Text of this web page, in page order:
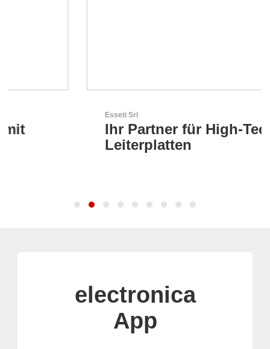
Ihr Partner für High-Tech-
Leiterplatten
electronica
App